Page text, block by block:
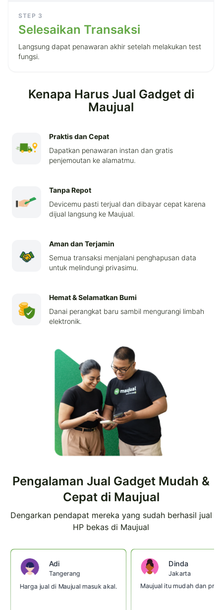
STEP 3
Selesaikan Transaksi
Langsung dapat penawaran akhir setelah melakukan test
fungsi.
Kenapa Harus Jual Gadget di
Maujual
Praktis dan Cepat
Dapatkan penawaran instan dan gratis
penjemoutan ke alamatmu.
Tanpa Repot
Devicemu pasti terjual dan dibayar cepat karena
dijual langsung ke Maujual.
Aman dan Terjamin
Semua transaksi menjalani penghapusan data
untuk melindungi privasimu.
Hemat & Selamatkan Bumi
Danai perangkat baru sambil mengurangi limbah
elektronik.
Pengalaman Jual Gadget Mudah &
Cepat di Maujual
Dengarkan pendapat mereka yang sudah berhasil jual
HP bekas di Maujual
Adi
Tangerang
Harga jual di Maujual masuk akal.
Dinda
Jakarta
Maujual itu mudah dan